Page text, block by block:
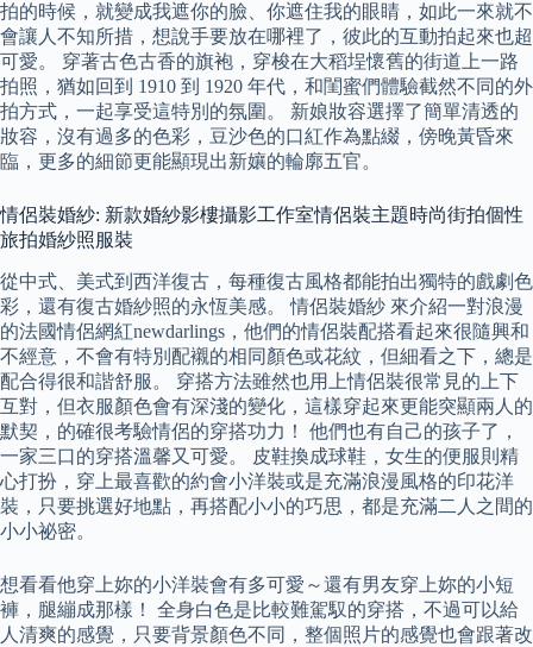
拍的時候，就變成我遮你的臉、你遮住我的眼睛，如此一來就不
會讓人不知所措，想說手要放在哪裡了，彼此的互動拍起來也超
可愛。 穿著古色古香的旗袍，穿梭在大稻埕懷舊的街道上一路
拍照，猶如回到 1910 到 1920 年代，和閨蜜們體驗截然不同的外
拍方式，一起享受這特別的氛圍。 新娘妝容選擇了簡單清透的
妝容，沒有過多的色彩，豆沙色的口紅作為點綴，傍晚黃昏來
臨，更多的細節更能顯現出新孃的輪廓五官。
情侶裝婚紗: 新款婚紗影樓攝影工作室情侶裝主題時尚街拍個性
旅拍婚紗照服裝
從中式、美式到西洋復古，每種復古風格都能拍出獨特的戲劇色
彩，還有復古婚紗照的永恆美感。 情侶裝婚紗 來介紹一對浪漫
的法國情侶網紅newdarlings，他們的情侶裝配搭看起來很隨興和
不經意，不會有特別配襯的相同顏色或花紋，但細看之下，總是
配合得很和諧舒服。 穿搭方法雖然也用上情侶裝很常見的上下
互對，但衣服顏色會有深淺的變化，這樣穿起來更能突顯兩人的
默契，的確很考驗情侶的穿搭功力！ 他們也有自己的孩子了，
一家三口的穿搭溫馨又可愛。 皮鞋換成球鞋，女生的便服則精
心打扮，穿上最喜歡的約會小洋裝或是充滿浪漫風格的印花洋
裝，只要挑選好地點，再搭配小小的巧思，都是充滿二人之間的
小小祕密。
想看看他穿上妳的小洋裝會有多可愛～還有男友穿上妳的小短
褲，腿繃成那樣！ 全身白色是比較難駕馭的穿搭，不過可以給
人清爽的感覺，只要背景顏色不同，整個照片的感覺也會跟著改